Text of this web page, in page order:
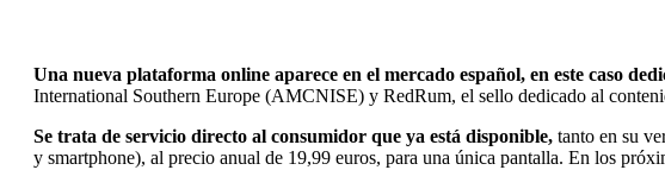
Una nueva plataforma online aparece en el mercado español, en este caso
International Southern Europe (AMCNISE) y RedRum, el sello dedicado al
Se trata de servicio directo al consumidor que ya está disponible, tanto en su
y smartphone), al precio anual de 19,99 euros, para una única pantalla. En los